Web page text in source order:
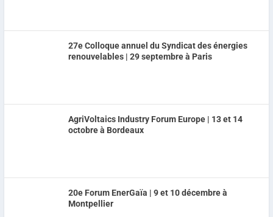
27e Colloque annuel du Syndicat des énergies
renouvelables | 29 septembre à Paris
AgriVoltaics Industry Forum Europe | 13 et 14
octobre à Bordeaux
20e Forum EnerGaïa | 9 et 10 décembre à
Montpellier